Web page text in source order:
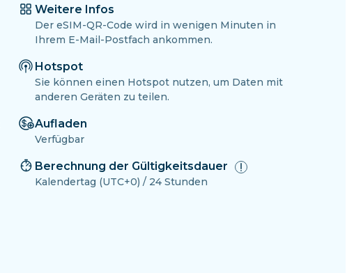
Weitere Infos
Der eSIM-QR-Code wird in wenigen Minuten in
Ihrem E-Mail-Postfach ankommen.
Hotspot
Sie können einen Hotspot nutzen, um Daten mit
anderen Geräten zu teilen.
Aufladen
Verfügbar
Berechnung der Gültigkeitsdauer
Kalendertag (UTC+0) / 24 Stunden